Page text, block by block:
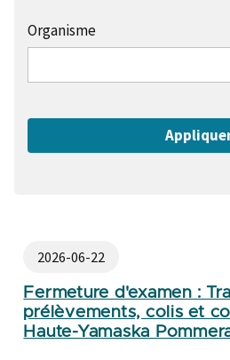
Organisme
Fermeture d'examen :
prélèvements, colis et
Haute-Yamaska
2026-06-22